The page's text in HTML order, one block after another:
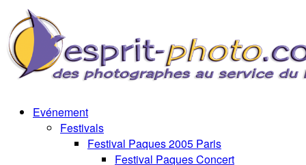
Evénement
Festivals
Festival Paques 2005 Paris
Festival Paques Concert